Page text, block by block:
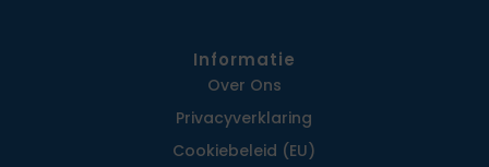
Informatie
Over Ons
Privacy­verklaring
Cookiebeleid (EU)